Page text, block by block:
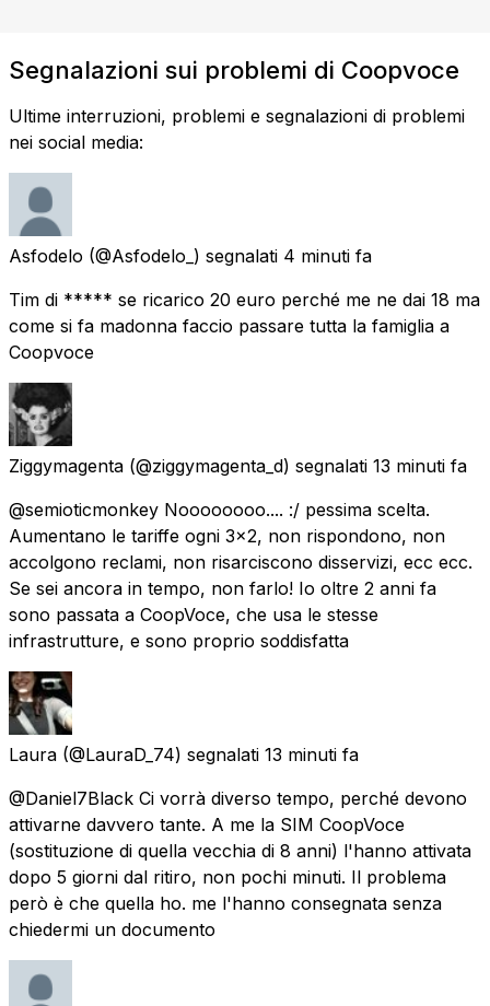
Segnalazioni sui problemi di Coopvoce
Ultime interruzioni, problemi e segnalazioni di problemi
nei social media:
Asfodelo (@Asfodelo_) segnalati 4 minuti fa
Tim di ***** se ricarico 20 euro perché me ne dai 18 ma
come si fa madonna faccio passare tutta la famiglia a
Coopvoce
Ziggymagenta (@ziggymagenta_d) segnalati 13 minuti fa
@semioticmonkey Noooooooo.... :/ pessima scelta.
Aumentano le tariffe ogni 3x2, non rispondono, non
accolgono reclami, non risarciscono disservizi, ecc ecc.
Se sei ancora in tempo, non farlo! Io oltre 2 anni fa
sono passata a CoopVoce, che usa le stesse
infrastrutture, e sono proprio soddisfatta
Laura (@LauraD_74) segnalati 13 minuti fa
@Daniel7Black Ci vorrà diverso tempo, perché devono
attivarne davvero tante. A me la SIM CoopVoce
(sostituzione di quella vecchia di 8 anni) l'hanno attivata
dopo 5 giorni dal ritiro, non pochi minuti. Il problema
però è che quella ho. me l'hanno consegnata senza
chiedermi un documento